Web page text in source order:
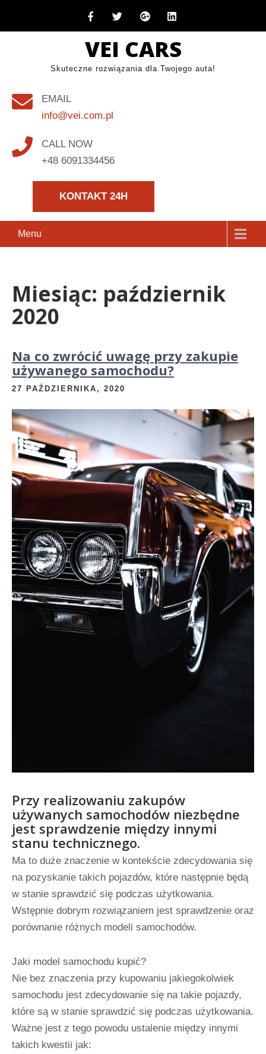
VEI CARS
Skuteczne rozwiązania dla Twojego auta!
EMAIL
info@vei.com.pl
CALL NOW
+48 6091334456
KONTAKT 24H
Menu
Miesiąc: październik
2020
Na co zwrócić uwagę przy zakupie
używanego samochodu?
27 PAŹDZIERNIKA, 2020
Przy realizowaniu zakupów
używanych samochodów niezbędne
jest sprawdzenie między innymi
stanu technicznego.
Ma to duże znaczenie w kontekście zdecydowania się
na pozyskanie takich pojazdów, które następnie będą
w stanie sprawdzić się podczas użytkowania.
Wstępnie dobrym rozwiązaniem jest sprawdzenie oraz
porównanie różnych modeli samochodów.
Jaki model samochodu kupić?
Nie bez znaczenia przy kupowaniu jakiegokolwiek
samochodu jest zdecydowanie się na takie pojazdy,
które są w stanie sprawdzić się podczas użytkowania.
Ważne jest z tego powodu ustalenie między innymi
takich kwestii jak: